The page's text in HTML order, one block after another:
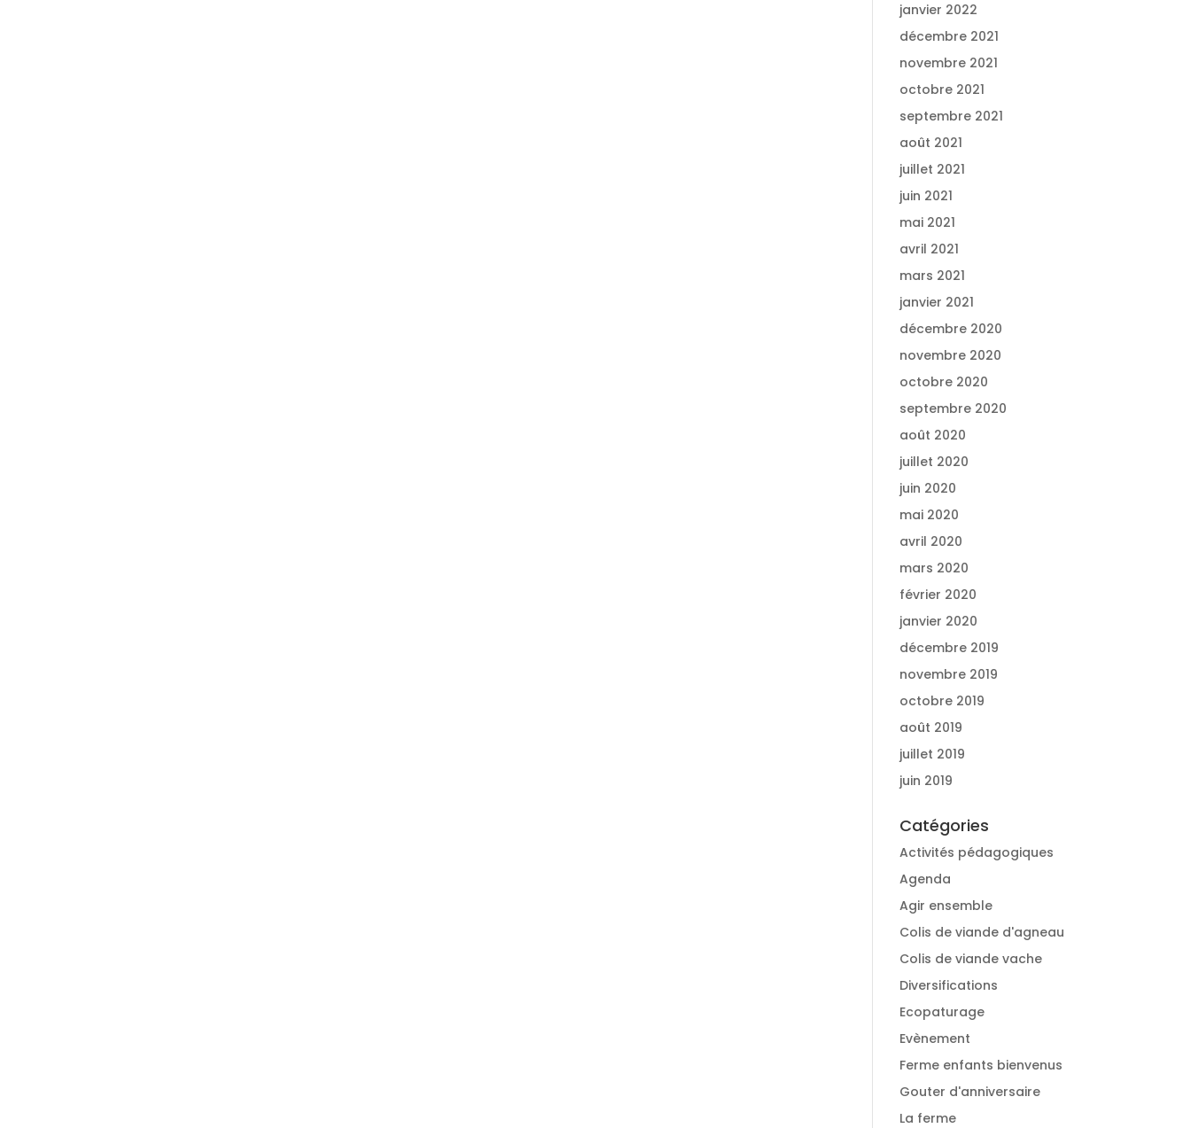
janvier 2022
décembre 2021
novembre 2021
octobre 2021
septembre 2021
août 2021
juillet 2021
juin 2021
mai 2021
avril 2021
mars 2021
janvier 2021
décembre 2020
novembre 2020
octobre 2020
septembre 2020
août 2020
juillet 2020
juin 2020
mai 2020
avril 2020
mars 2020
février 2020
janvier 2020
décembre 2019
novembre 2019
octobre 2019
août 2019
juillet 2019
juin 2019
Catégories
Activités pédagogiques
Agenda
Agir ensemble
Colis de viande d'agneau
Colis de viande vache
Diversifications
Ecopaturage
Evènement
Ferme enfants bienvenus
Gouter d'anniversaire
La ferme